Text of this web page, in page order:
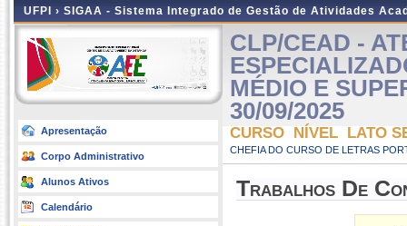
UFPI › SIGAA - Sistema Integrado de Gestão de Atividades
Apresentação
Corpo Administrativo
Alunos Ativos
Calendário
CLP/CEAD -
MÉDIO E
30/09/2025
CURSO NÍVEL LATO
CHEFIA DO CURSO DE LETRAS
Trabalhos De